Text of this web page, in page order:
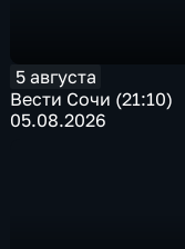
5 августа
Вести Сочи (21:10)
05.08.2026